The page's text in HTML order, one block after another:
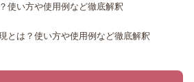
使い方や使用例など徹底解釈
とは？使い方や使用例など徹底解釈